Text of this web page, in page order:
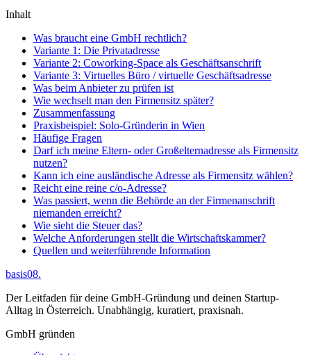
Inhalt
Was braucht eine GmbH rechtlich?
Variante 1: Die Privatadresse
Variante 2: Coworking-Space als Geschäftsanschrift
Variante 3: Virtuelles Büro / virtuelle Geschäftsadresse
Was beim Anbieter zu prüfen ist
Wie wechselt man den Firmensitz später?
Zusammenfassung
Praxisbeispiel: Solo-Gründerin in Wien
Häufige Fragen
Darf ich meine Eltern- oder Großelternadresse als Firmensitz
nutzen?
Kann ich eine ausländische Adresse als Firmensitz wählen?
Reicht eine reine c/o-Adresse?
Was passiert, wenn die Behörde an der Firmenanschrift
niemanden erreicht?
Wie sieht die Steuer das?
Welche Anforderungen stellt die Wirtschaftskammer?
Quellen und weiterführende Information
basis08.
Der Leitfaden für deine GmbH-Gründung und deinen Startup-
Alltag in Österreich. Unabhängig, kuratiert, praxisnah.
GmbH gründen